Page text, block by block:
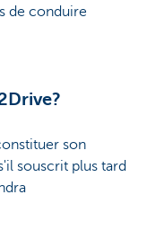
de conduire
son
souscrit plus tard